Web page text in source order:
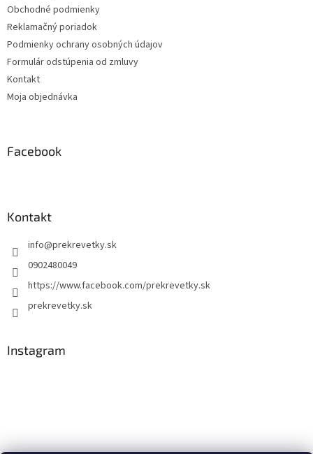
Obchodné podmienky
Reklamačný poriadok
Podmienky ochrany osobných údajov
Formulár odstúpenia od zmluvy
Kontakt
Moja objednávka
Facebook
Kontakt
info@prekrevetky.sk
0902480049
https://www.facebook.com/prekrevetky.sk
prekrevetky.sk
Instagram